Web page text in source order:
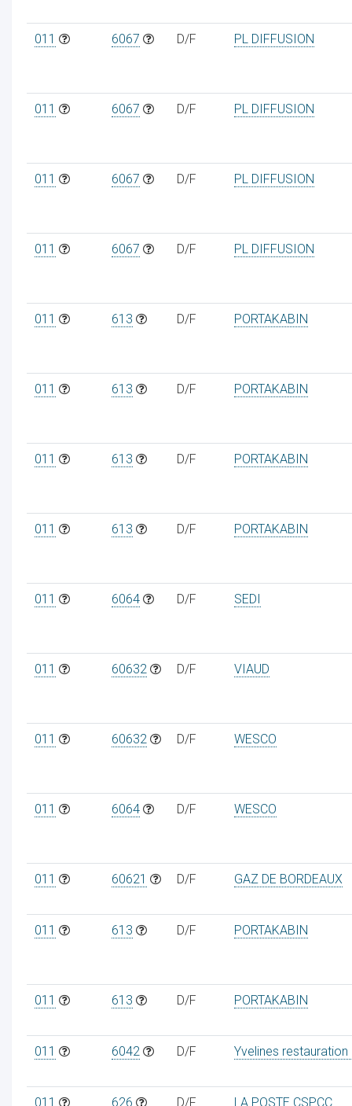
011 6067 D/F PL DIFFUSION
011 6067 D/F PL DIFFUSION
011 6067 D/F PL DIFFUSION
011 6067 D/F PL DIFFUSION
011 613 D/F PORTAKABIN
011 613 D/F PORTAKABIN
011 613 D/F PORTAKABIN
011 613 D/F PORTAKABIN
011 6064 D/F SEDI
011 60632 D/F VIAUD
011 60632 D/F WESCO
011 6064 D/F WESCO
011 60621 D/F GAZ DE BORDEAUX
011 613 D/F PORTAKABIN
011 613 D/F PORTAKABIN
011 6042 D/F Yvelines restauration
011 626 D/F LA POSTE CSPCC